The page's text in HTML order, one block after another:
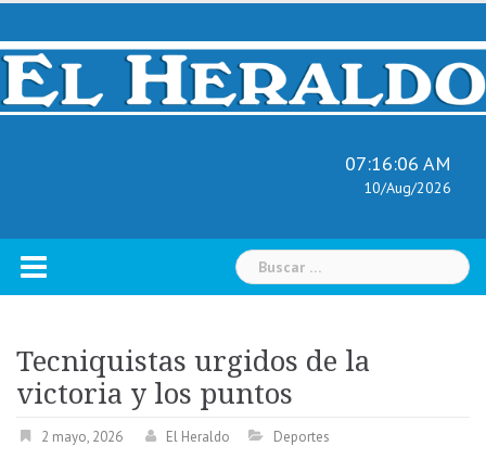
Skip
content
07:16:07 AM
10/Aug/2026
Buscar:
Tecniquistas urgidos de la
victoria y los puntos
2 mayo, 2026 El Heraldo Deportes